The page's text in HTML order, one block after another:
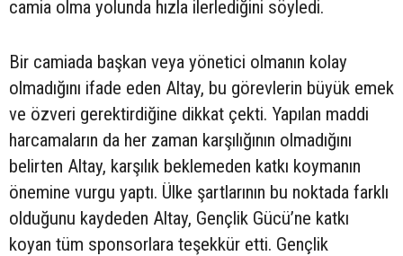
camia olma yolunda hızla ilerlediğini söyledi.
Bir camiada başkan veya yönetici olmanın kolay
olmadığını ifade eden Altay, bu görevlerin büyük emek
ve özveri gerektirdiğine dikkat çekti. Yapılan maddi
harcamaların da her zaman karşılığının olmadığını
belirten Altay, karşılık beklemeden katkı koymanın
önemine vurgu yaptı. Ülke şartlarının bu noktada farklı
olduğunu kaydeden Altay, Gençlik Gücü’ne katkı
koyan tüm sponsorlara teşekkür etti. Gençlik